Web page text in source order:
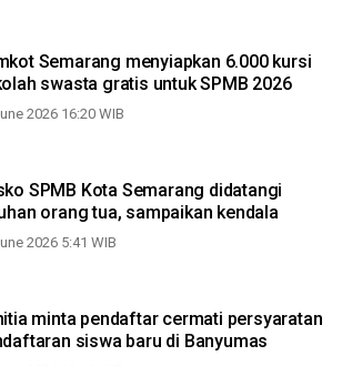
Semarang menyiapkan 6.000 kursi
swasta gratis untuk SPMB 2026
2026 16:20 WIB
SPMB Kota Semarang didatangi
puluhan orang tua, sampaikan kendala
2026 5:41 WIB
minta pendaftar cermati persyaratan
siswa baru di Banyumas